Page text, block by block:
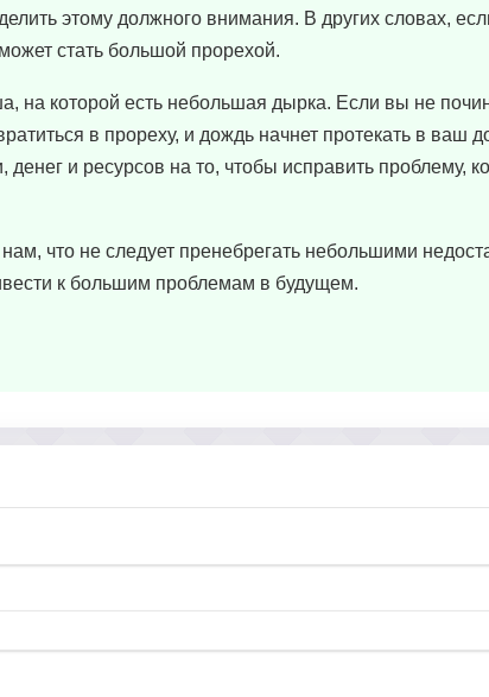
этому должного внимания. В других словах,
стать большой прорехой.
на которой есть небольшая дырка. Если вы не
в прореху, и дождь начнет протекать в ваш
и ресурсов на то, чтобы исправить проблему,
что не следует пренебрегать небольшими
к большим проблемам в будущем.